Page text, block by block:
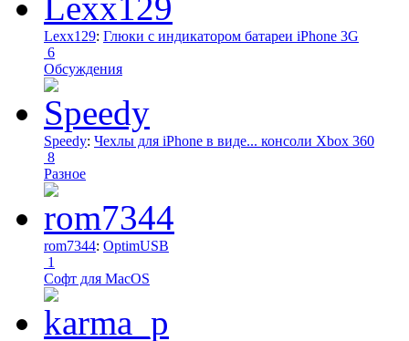
Lexx129: Глюки с индикатором батареи iPhone 3G
6
Обсуждения
Speedy: Чехлы для iPhone в виде... консоли Xbox 360
8
Разное
rom7344: OptimUSB
1
Софт для MacOS